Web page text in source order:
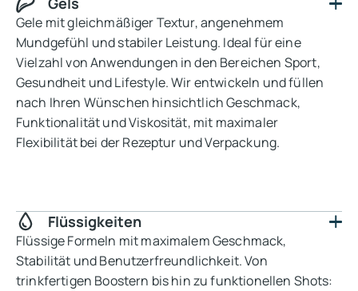
Gele mit gleichmäßiger Textur, angenehmem
Mundgefühl und stabiler Leistung. Ideal für eine
Vielzahl von Anwendungen in den Bereichen Sport,
Gesundheit und Lifestyle. Wir entwickeln und füllen
nach Ihren Wünschen hinsichtlich Geschmack,
Funktionalität und Viskosität, mit maximaler
Flexibilität bei der Rezeptur und Verpackung.
Flüssigkeiten
Flüssige Formeln mit maximalem Geschmack,
Stabilität und Benutzerfreundlichkeit. Von
trinkfertigen Boostern bis hin zu funktionellen Shots: